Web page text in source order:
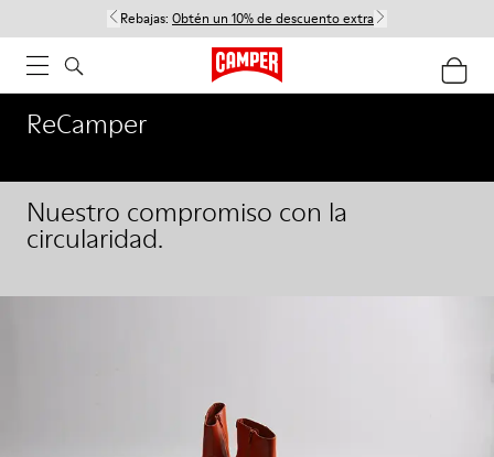
Rebajas: Obtén un 10% de descuento extra
ReCamper
Nuestro compromiso con la
circularidad.